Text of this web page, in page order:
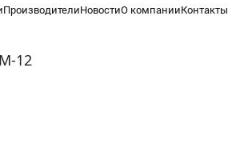
ПроизводителиНовостиО компанииКонтакты
12